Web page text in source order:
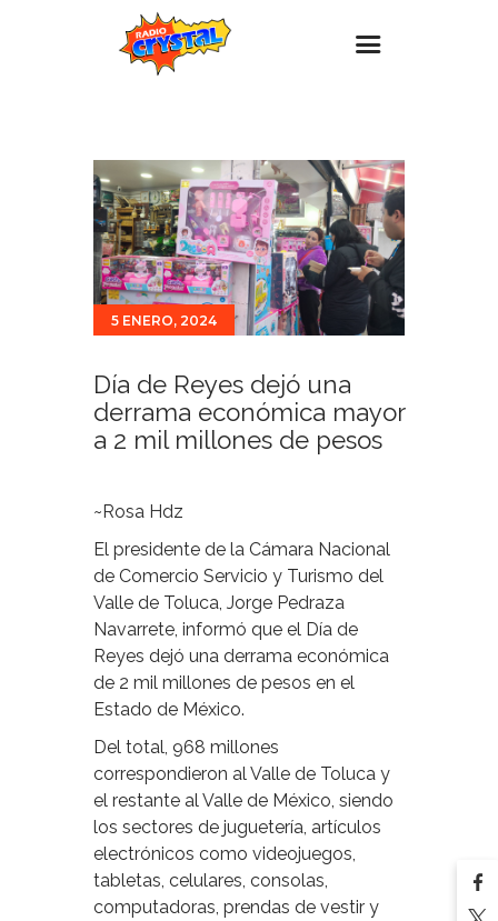
Estaciones
Eventos
Promociones
Noticias
Para ti
5 ENERO, 2024
Día de Reyes dejó una
derrama económica mayor
a 2 mil millones de pesos
~Rosa Hdz
El presidente de la Cámara Nacional
de Comercio Servicio y Turismo del
Valle de Toluca, Jorge Pedraza
Navarrete, informó que el Día de
Reyes dejó una derrama económica
de 2 mil millones de pesos en el
Estado de México.
Del total, 968 millones
correspondieron al Valle de Toluca y
el restante al Valle de México, siendo
los sectores de juguetería, artículos
electrónicos como videojuegos,
tabletas, celulares, consolas,
computadoras, prendas de vestir y